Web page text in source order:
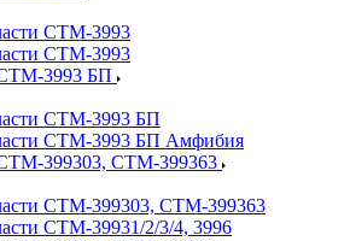
СТМ-3993
СТМ-3993
3993 БП
СТМ-3993 БП
СТМ-3993 БП Амфибия
399303, СТМ-399363
СТМ-399303, СТМ-399363
СТМ-39931/2/3/4, 3996